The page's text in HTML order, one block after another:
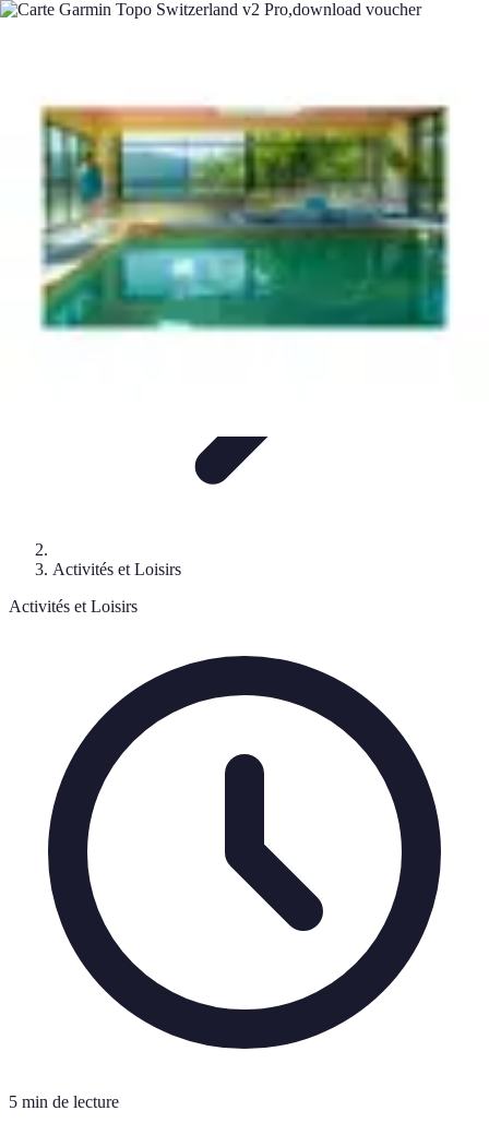
Destination Parfaite
Destination Parfaite
Activités et Loisirs
Activités et Loisirs
5 min de lecture